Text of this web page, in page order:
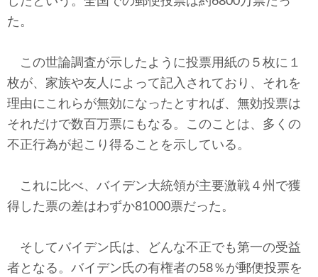
た。
この世論調査が示したように投票用紙の５枚に１
枚が、家族や友人によって記入されており、それを
理由にこれらが無効になったとすれば、無効投票は
それだけで数百万票にもなる。このことは、多くの
不正行為が起こり得ることを示している。
これに比べ、バイデン大統領が主要激戦４州で獲
得した票の差はわずか81000票だった。
そしてバイデン氏は、どんな不正でも第一の受益
者となる。バイデン氏の有権者の58％が郵便投票を